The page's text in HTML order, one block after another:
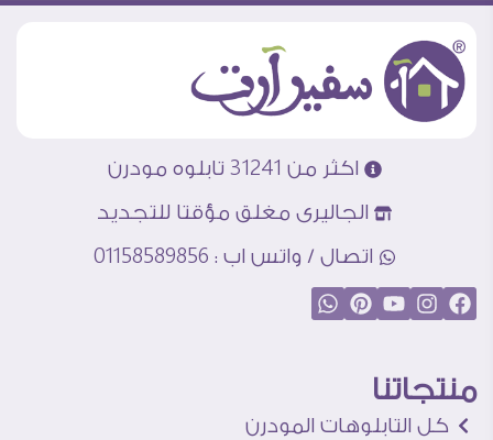
اكثر من 31241 تابلوه مودرن
الجاليرى مغلق مؤقتا للتجديد
اتصال / واتس اب : 01158589856
منتجاتنا
كل التابلوهات المودرن